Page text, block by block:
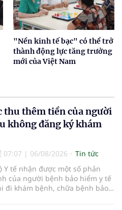
"Nền kinh tế bạc" có thể trở
thành động lực tăng trưởng
mới của Việt Nam
thu thêm tiền của người
không đăng ký khám
07:07 | 06/08/2026
Tin tức
Y tế nhận được một số phản
của người bệnh bảo hiểm y tế
đi khám bệnh, chữa bệnh bảo